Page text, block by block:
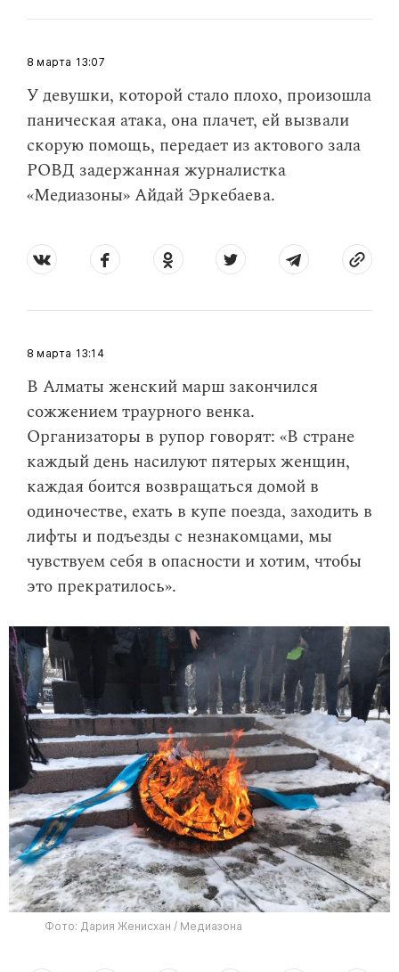
13:07
8 марта
У девушки, которой стало плохо, произошла
паническая атака, она плачет, ей вызвали
скорую помощь, передает из актового зала
РОВД задержанная журналистка
«Медиазоны» Айдай Эркебаева.
13:14
8 марта
В Алматы женский марш закончился
сожжением траурного венка.
Организаторы в рупор говорят: «В стране
каждый день насилуют пятерых женщин,
каждая боится возвращаться домой в
одиночестве, ехать в купе поезда, заходить в
лифты и подъезды с незнакомцами, мы
чувствуем себя в опасности и хотим, чтобы
это прекратилось».
Фото: Дария Женисхан / Медиазона